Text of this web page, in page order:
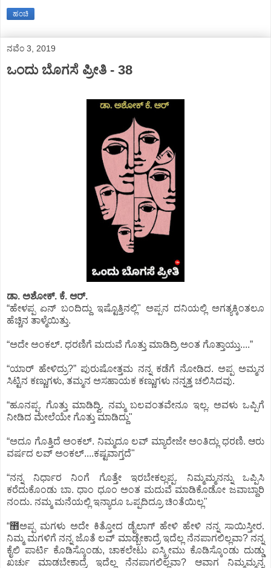
ಹಂಚಿ
ನವೆಂ 3, 2019
ಒಂದು ಬೊಗಸೆ ಪ್ರೀತಿ - 38
ಡಾ. ಅಶೋಕ್.‌ ಕೆ. ಆರ್.‌
“ಹೇಳಪ್ಪ ಏನ್ ಬಂದಿದ್ದು ಇಷ್ಟೊತ್ತಿನಲ್ಲಿ" ಅಪ್ಪನ ದನಿಯಲ್ಲಿ ಅಗತ್ಯಕ್ಕಿಂತಲೂ
ಹೆಚ್ಚಿನ ತಾಳ್ಮೆಯಿತ್ತು.
“ಅದೇ ಅಂಕಲ್. ಧರಣಿಗೆ ಮದುವೆ ಗೊತ್ತು ಮಾಡಿದ್ರಿ ಅಂತ ಗೊತ್ತಾಯ್ತು....”
“ಯಾರ್ ಹೇಳಿದ್ರು?” ಪುರುಷೋತ್ತಮ ನನ್ನ ಕಡೆಗೆ ನೋಡಿದ. ಅಪ್ಪ ಅಮ್ಮನ
ಸಿಟ್ಟಿನ ಕಣ್ಣುಗಳು, ತಮ್ಮನ ಅಸಹಾಯಕ ಕಣ್ಣುಗಳು ನನ್ನತ್ತ ಚಲಿಸಿದವು.
“ಹೂನಪ್ಪ. ಗೊತ್ತು ಮಾಡಿದ್ವಿ. ನಮ್ಮ ಬಲವಂತವೇನೂ ಇಲ್ಲ. ಅವಳು ಒಪ್ಪಿಗೆ
ನೀಡಿದ ಮೇಲೆಯೇ ಗೊತ್ತು ಮಾಡಿದ್ದು"
“ಅದೂ ಗೊತ್ತಿದೆ ಅಂಕಲ್. ನಿಮ್ಮದೂ ಲವ್ ಮ್ಯಾರೇಜೇ ಅಂತಿದ್ಲು ಧರಣಿ. ಆರು
ವರ್ಷದ ಲವ್ ಅಂಕಲ್....ಕಷ್ಟವಾಗ್ತದೆ"
“ನನ್ನ ನಿರ್ಧಾರ ನಿಂಗೆ ಗೊತ್ತೇ ಇರಬೇಕಲ್ಲಪ್ಪ. ನಿಮ್ಮಮ್ಮನನ್ನು ಒಪ್ಪಿಸಿ
ಕರೆದುಕೊಂಡು ಬಾ. ಧಾಂ ಧೂಂ ಅಂತ ಮದುವೆ ಮಾಡಿಕೊಡೋ ಜವಾಬ್ದಾರಿ
ನಂದು. ನಮ್ಮ ಮನೆಯಲ್ಲಿ ಇನ್ಯಾರೂ ಒಪ್ಪದಿದ್ರೂ ಚಿಂತೆಯಿಲ್ಲ"
“಻ಅಪ್ಪ ಮಗಳು ಅದೇ ಕಿತ್ತೋದ ಡೈಲಾಗ್ ಹೇಳಿ ಹೇಳಿ ನನ್ನ ಸಾಯಿಸ್ತೀರ.
ನಿಮ್ಮ ಮಗಳಿಗೆ ನನ್ನ ಜೊತೆ ಲವ್ ಮಾಡ್ಬೇಕಾದ್ರೆ ಇದೆಲ್ಲ ನೆನಪಾಗಲಿಲ್ಲವಾ? ನನ್ನ
ಕೈಲಿ ಪಾರ್ಟಿ ಕೊಡಿಸ್ಕೊಂಡು, ಚಾಕಲೇಟು ಐಸ್ಕ್ರೀಮು ಕೊಡಿಸ್ಕೊಂಡು ದುಡ್ಡು
ಖರ್ಚು ಮಾಡಬೇಕಾದ್ರೆ ಇದೆಲ್ಲ ನೆನಪಾಗಲಿಲ್ಲವಾ? ಆವಾಗ ನಿಮ್ಮಮ್ಮನ್ನ